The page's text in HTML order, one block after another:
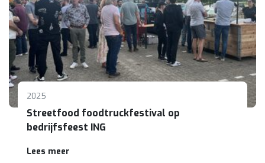
2025
Streetfood foodtruckfestival op
bedrijfsfeest ING
Lees meer